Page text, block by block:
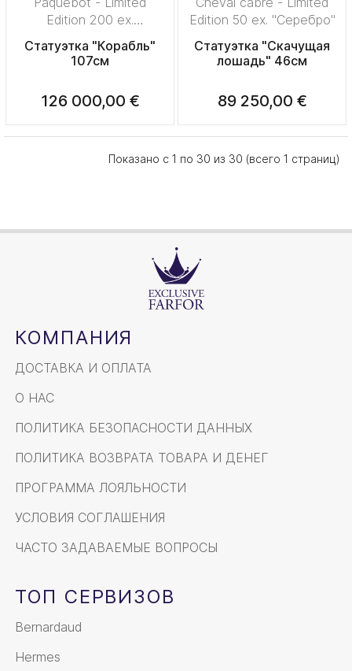
Edition 200 ex.
Статуэтка "Корабль"
107см
126 000,00 €
Edition 50 ex. "Серебро"
Статуэтка "Скачущая
лошадь" 46см
89 250,00 €
Показано с 1 по 30 из 30 (всего 1 страниц)
КОМПАНИЯ
ДОСТАВКА И ОПЛАТА
О НАС
ПОЛИТИКА БЕЗОПАСНОСТИ ДАННЫХ
ПОЛИТИКА ВОЗВРАТА ТОВАРА И ДЕНЕГ
ПРОГРАММА ЛОЯЛЬНОСТИ
УСЛОВИЯ СОГЛАШЕНИЯ
ЧАСТО ЗАДАВАЕМЫЕ ВОПРОСЫ
ТОП СЕРВИЗОВ
Bernardaud
Hermes